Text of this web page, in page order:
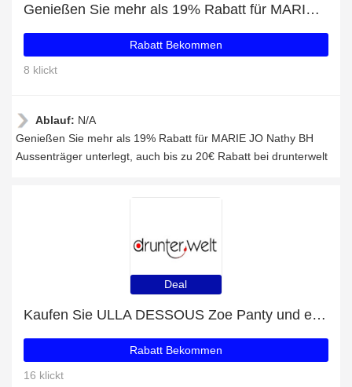
Genießen Sie mehr als 19% Rabatt für MARIE JO Nathy BH Aussenträger unterlegt
Rabatt Bekommen
8 klickt
Ablauf: N/A
Genießen Sie mehr als 19% Rabatt für MARIE JO Nathy BH
Aussenträger unterlegt, auch bis zu 20€ Rabatt bei drunterwelt
Deal
Kaufen Sie ULLA DESSOUS Zoe Panty und erhalten Sie bis zu 58% Rabatt
Rabatt Bekommen
16 klickt